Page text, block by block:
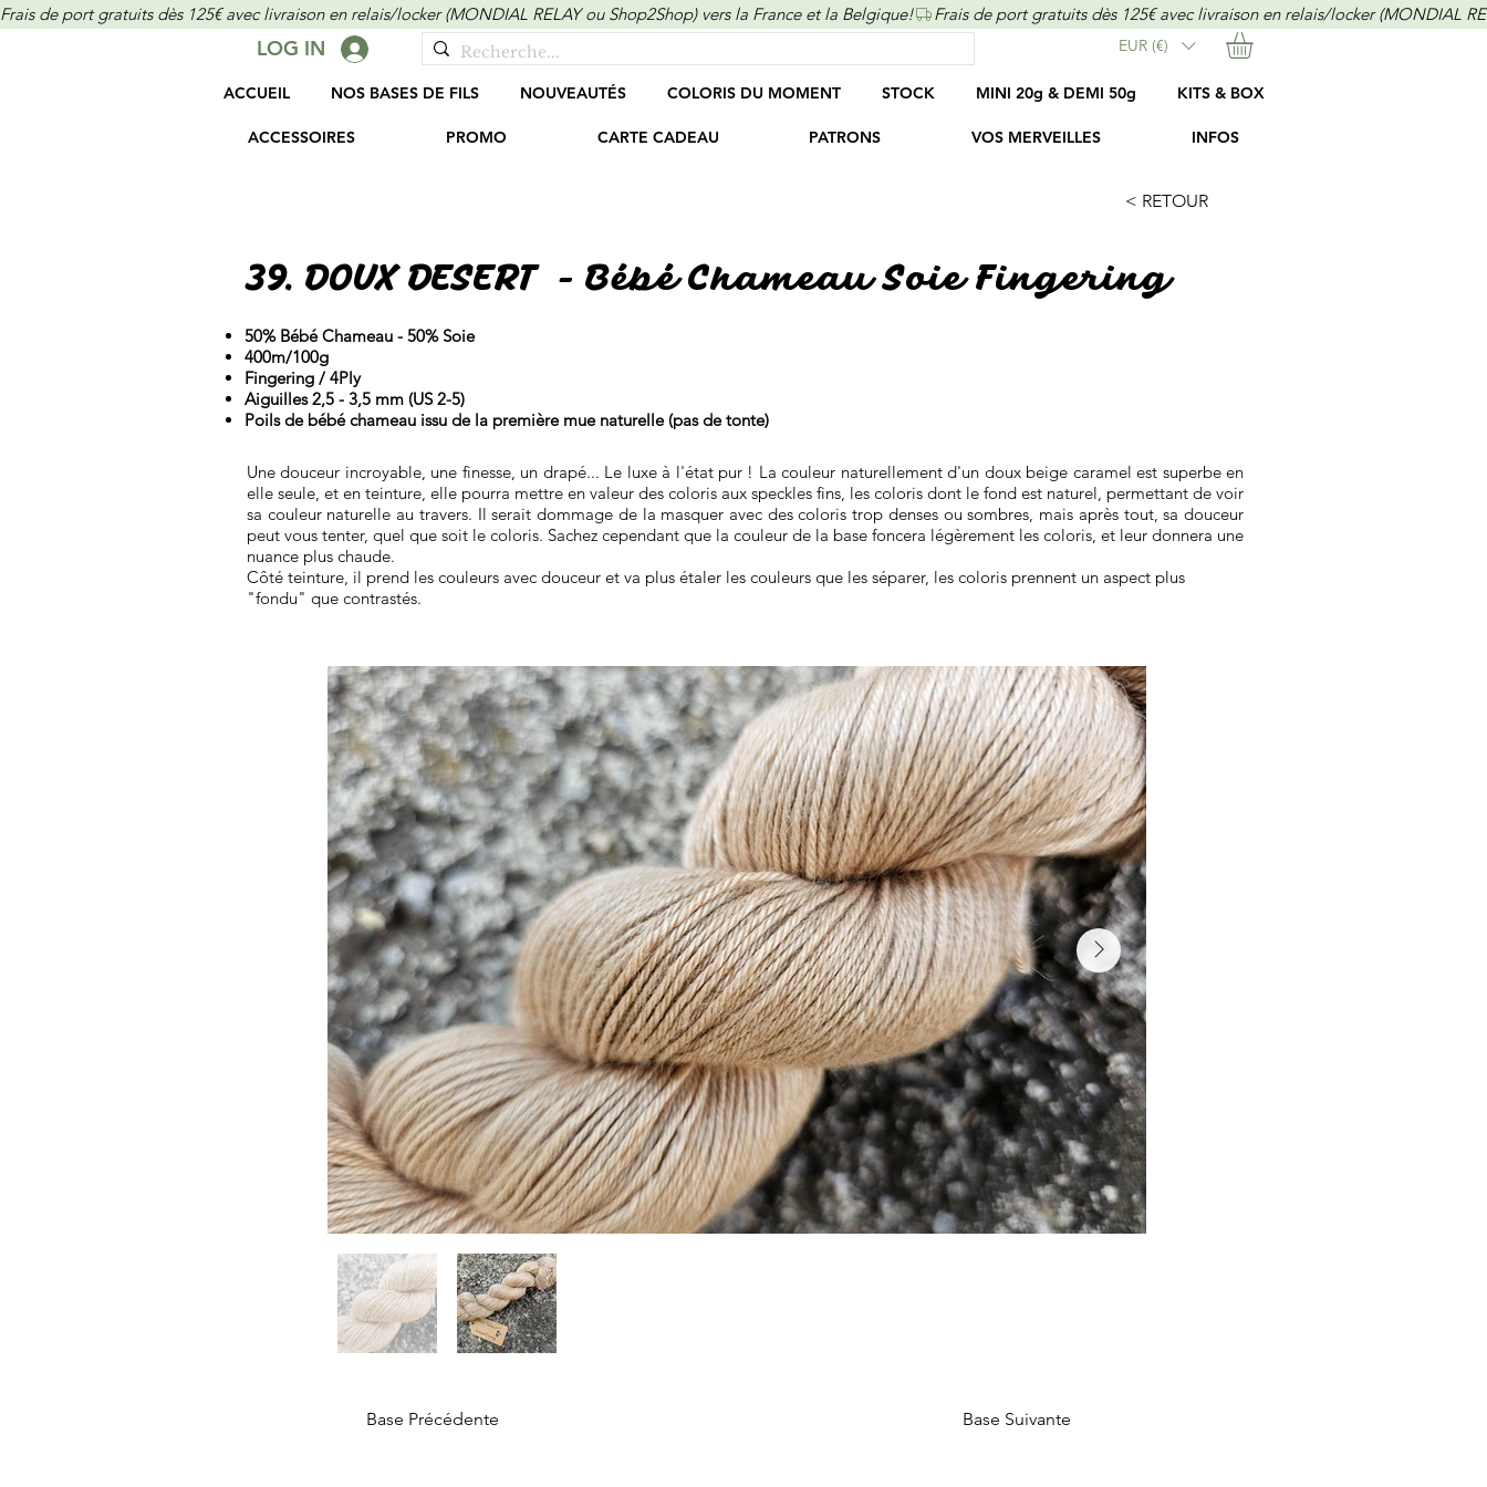
Frais de port gratuits dès 125€ avec livraison en relais/locker (MONDIAL RELAY ou Shop2Shop) vers la France et la Belgique!
LOG IN EUR (€)
ACCUEIL NOS BASES DE FILS NOUVEAUTÉS COLORIS DU MOMENT STOCK MINI 20g & DEMI 50g KITS & BOX
ACCESSOIRES PROMO CARTE CADEAU PATRONS VOS MERVEILLES INFOS
< RETOUR
39. DOUX DESERT - Bébé Chameau Soie Fingering
50% Bébé Chameau - 50% Soie
400m/100g
Fingering / 4Ply
Aiguilles 2,5 - 3,5 mm (US 2-5)
Poils de bébé chameau issu de la première mue naturelle (pas de tonte)
Une douceur incroyable, une finesse, un drapé... Le luxe à l'état pur ! La couleur naturellement d'un doux beige caramel est superbe en
elle seule, et en teinture, elle pourra mettre en valeur des coloris aux speckles fins, les coloris dont le fond est naturel, permettant de voir
sa couleur naturelle au travers. Il serait dommage de la masquer avec des coloris trop denses ou sombres, mais après tout, sa douceur
peut vous tenter, quel que soit le coloris. Sachez cependant que la couleur de la base foncera légèrement les coloris, et leur donnera une
nuance plus chaude.
Côté teinture, il prend les couleurs avec douceur et va plus étaler les couleurs que les séparer, les coloris prennent un aspect plus
"fondu" que contrastés.
Base Précédente Base Suivante